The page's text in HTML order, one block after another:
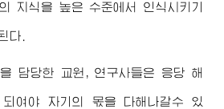
지식을 높은 수준에서 인식시키기
다.
담당한 교원, 연구사들은 응당 해
여야 자기의 몫을 다해나갈수 있